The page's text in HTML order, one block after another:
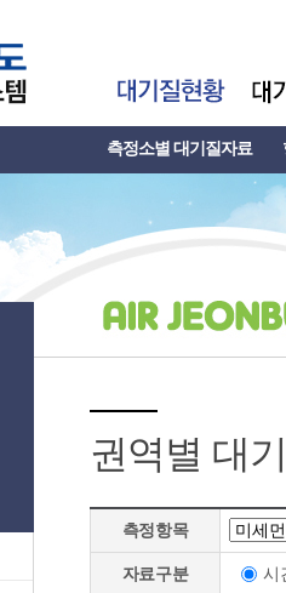
측정소별 대기질자료
권역별 대
측정항목
자료구분 시